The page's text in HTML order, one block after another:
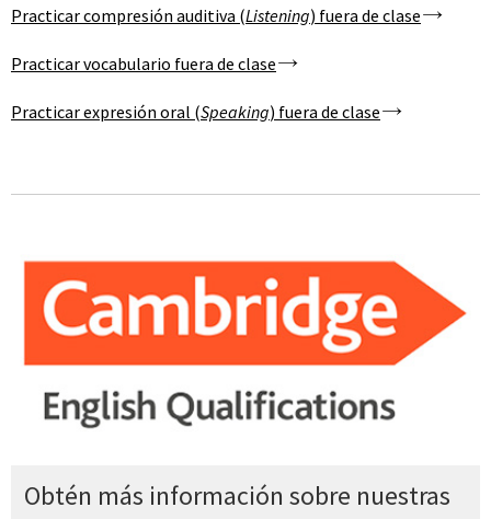
Practicar compresión auditiva (Listening) fuera de clase
Practicar vocabulario fuera de clase
Practicar expresión oral (Speaking) fuera de clase
Obtén más información sobre nuestras